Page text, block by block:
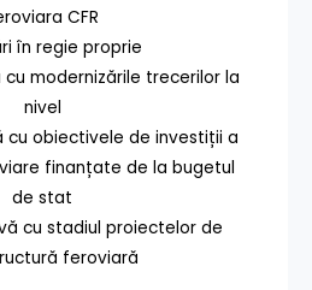
CFR
în regie proprie
modernizările trecerilor la
nivel
obiectivele de investiții a
finanțate de la bugetul
de stat
cu stadiul proiectelor de
feroviară